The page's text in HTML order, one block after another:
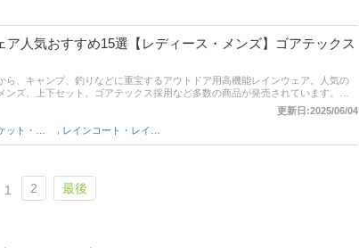
ア人気おすすめ15選【レディース・メンズ】ゴアテックス
ら、キャンプ、釣りなどに重宝するアウトドア用高機能レインウェア。人気の
ンズ、上下セット、ゴアテックス採用など多数の商品が発売されています。こ
とおすすめ商品を紹介します。後半には、レディース・メンズ別通販サイトの
ェックしてみてください。
更新日:2025/06/04
1 2 最後